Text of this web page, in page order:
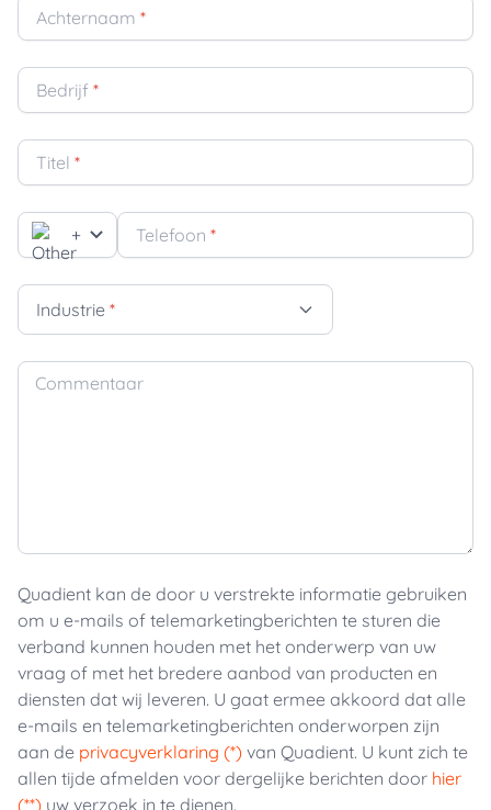
Achternaam *
Bedrijf *
Titel *
+ Telefoon *
Industrie *
Commentaar
Quadient kan de door u verstrekte informatie gebruiken
om u e-mails of telemarketingberichten te sturen die
verband kunnen houden met het onderwerp van uw
vraag of met het bredere aanbod van producten en
diensten dat wij leveren. U gaat ermee akkoord dat alle
e-mails en telemarketingberichten onderworpen zijn
aan de privacyverklaring (*) van Quadient. U kunt zich te
allen tijde afmelden voor dergelijke berichten door hier
(**) uw verzoek in te dienen.